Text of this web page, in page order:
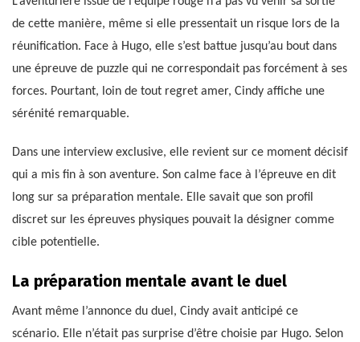
de cette manière, même si elle pressentait un risque lors de la
réunification. Face à Hugo, elle s’est battue jusqu’au bout dans
une épreuve de puzzle qui ne correspondait pas forcément à ses
forces. Pourtant, loin de tout regret amer, Cindy affiche une
sérénité remarquable.
Dans une interview exclusive, elle revient sur ce moment décisif
qui a mis fin à son aventure. Son calme face à l’épreuve en dit
long sur sa préparation mentale. Elle savait que son profil
discret sur les épreuves physiques pouvait la désigner comme
cible potentielle.
La préparation mentale avant le duel
Avant même l’annonce du duel, Cindy avait anticipé ce
scénario. Elle n’était pas surprise d’être choisie par Hugo. Selon